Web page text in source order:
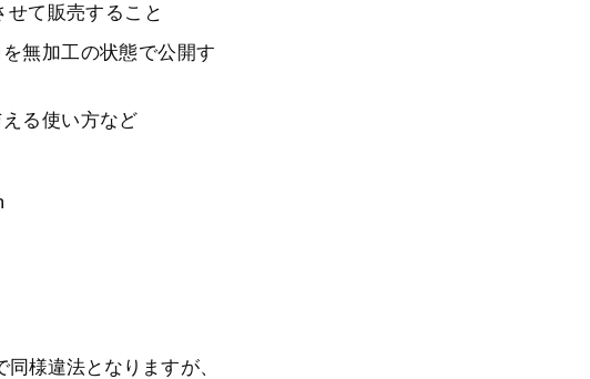
て販売すること
無加工の状態で公開す
る使い方など
様違法となりますが、